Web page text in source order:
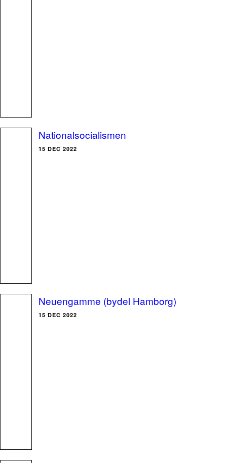
Nationalsocialismen
15 DEC 2022
Neuengamme (bydel Hamborg)
15 DEC 2022